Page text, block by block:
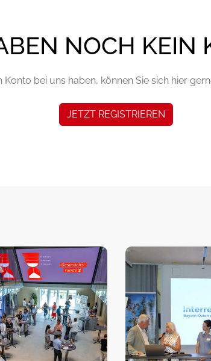
NOCH KEIN
Konto bei uns haben, können Sie sich hier
JETZT REGISTRIEREN